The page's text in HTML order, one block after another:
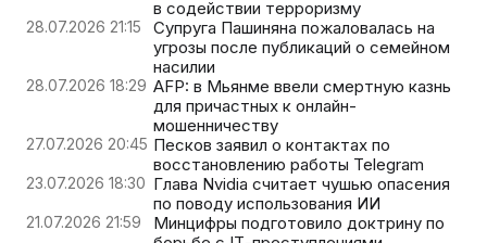
в содействии терроризму
28.07.2026 21:15
Супруга Пашиняна пожаловалась на
угрозы после публикаций о семейном
насилии
28.07.2026 18:29 AFP: в Мьянме ввели смертную казнь
для причастных к онлайн-
мошенничеству
27.07.2026 20:45 Песков заявил о контактах по
восстановлению работы Telegram
23.07.2026 18:30 Глава Nvidia считает чушью опасения
по поводу использования ИИ
21.07.2026 21:59
Минцифры подготовило доктрину по